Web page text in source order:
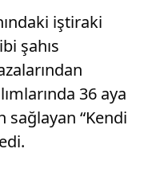
iştiraki
şahıs
36 aya
“Kendi